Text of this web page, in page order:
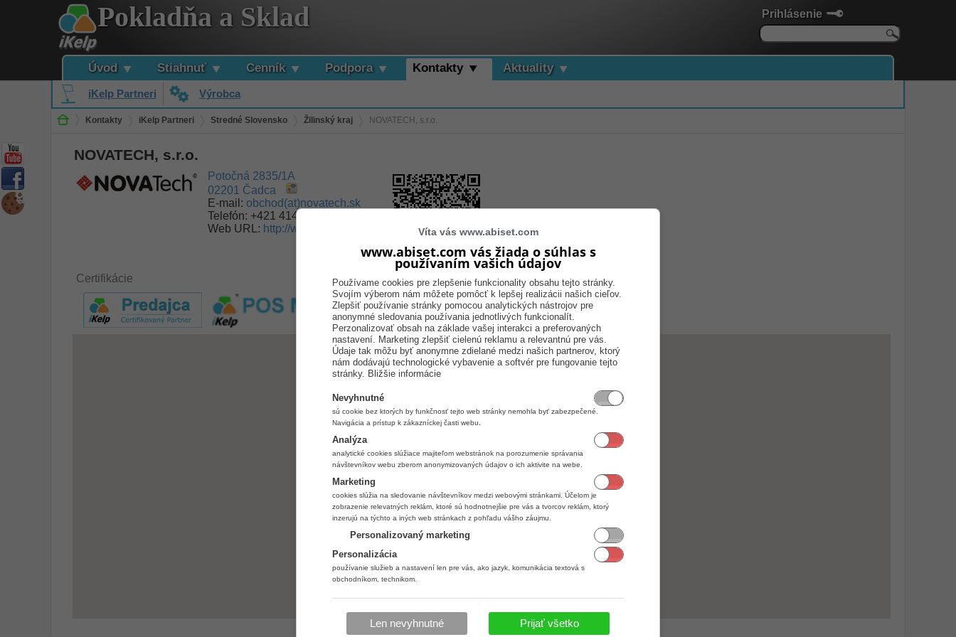
Prihlásenie
Pokladňa a Sklad
Úvod Stiahnuť Cenník Podpora Kontakty Aktuality
iKelp Partneri Výrobca
Kontakty iKelp Partneri Stredné Slovensko Žilinský kraj NOVATECH, s.r.o.
NOVATECH, s.r.o.
Potočná 2835/1A
02201 Čadca
E-mail: obchod(at)novatech.sk
Telefón: +421 414 333 400
Web URL: http://www.novatech.sk/
Certifikácie
Víta vás www.abiset.com
www.abiset.com vás žiada o súhlas s
používaním vašich údajov
Používame cookies pre zlepšenie funkcionality obsahu tejto stránky.
Svojím výberom nám môžete pomôcť k lepšej realizácii našich cieľov.
Zlepšiť používanie stránky pomocou analytických nástrojov pre
anonymné sledovania používania jednotlivých funkcionalít.
Perzonalizovať obsah na základe vašej interakci a preferovaných
nastavení. Marketing zlepšiť cielenú reklamu a relevantnú pre vás.
Údaje tak môžu byť anonymne zdielané medzi našich partnerov, ktorý
nám dodávajú technologické vybavenie a softvér pre fungovanie tejto
stránky. Bližšie informácie
Nevyhnutné
sú cookie bez ktorých by funkčnosť tejto web stránky nemohla byť zabezpečené.
Navigácia a prístup k zákazníckej časti webu.
Analýza
analytické cookies slúžiace majiteľom webstránok na porozumenie správania
návštevníkov webu zberom anonymizovaných údajov o ich aktivite na webe.
Marketing
cookies slúžia na sledovanie návštevníkov medzi webovými stránkami. Účelom je
zobrazenie relevatných reklám, ktoré sú hodnotnejšie pre vás a tvorcov reklám, ktorý
inzerujú na týchto a iných web stránkach z pohľadu vášho záujmu.
Personalizovaný marketing
Personalizácia
používanie služieb a nastavení len pre vás, ako jazyk, komunikácia textová s
obchodníkom, technikom.
Len nevyhnutné Prijať všetko